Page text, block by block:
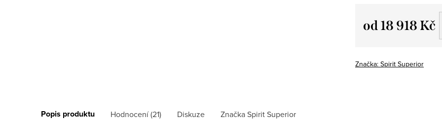
od18 918 Kč
Značka: Spirit Superior
Popis produktu Hodnocení (21) Diskuze ZnačkaSpirit Superior